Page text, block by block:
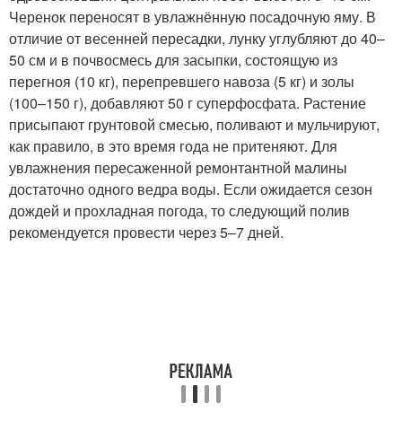
Черенок переносят в увлажнённую посадочную яму. В
отличие от весенней пересадки, лунку углубляют до 40–
50 см и в почвосмесь для засыпки, состоящую из
перегноя (10 кг), перепревшего навоза (5 кг) и золы
(100–150 г), добавляют 50 г суперфосфата. Растение
присыпают грунтовой смесью, поливают и мульчируют,
как правило, в это время года не притеняют. Для
увлажнения пересаженной ремонтантной малины
достаточно одного ведра воды. Если ожидается сезон
дождей и прохладная погода, то следующий полив
рекомендуется провести через 5–7 дней.